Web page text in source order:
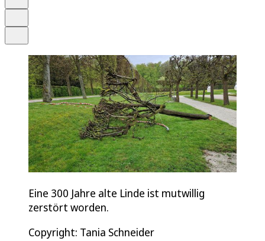
Eine 300 Jahre alte Linde ist mutwillig
zerstört worden.
Copyright: Tania Schneider